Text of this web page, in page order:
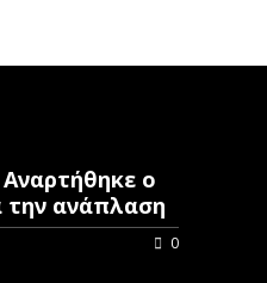
ο
την ανάπλαση
0